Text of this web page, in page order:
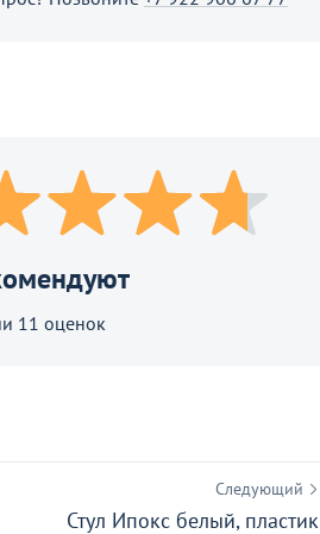
11 оценок
Следующий
Стул Ипокс белый, пластик
МИНПРОМТОРГ
6 290₽